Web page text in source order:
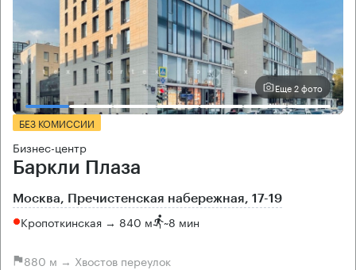
Еще 2 фото
БЕЗ КОМИССИИ
Бизнес-центр
Баркли Плаза
Москва, Пречистенская набережная, 17-19
Кропоткинская → 840 м ~8 мин
880 м → Хвостов переулок